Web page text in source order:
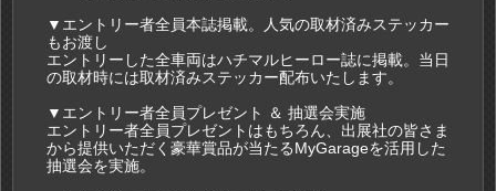
▼エントリー者全員本誌掲載。人気の取材済みステッカー
もお渡し
エントリーした全車両はハチマルヒーロー誌に掲載。当日
の取材時には取材済みステッカー配布いたします。
▼エントリー者全員プレゼント ＆ 抽選会実施
エントリー者全員プレゼントはもちろん、出展社の皆さま
から提供いただく豪華賞品が当たるMyGarageを活用した
抽選会を実施。